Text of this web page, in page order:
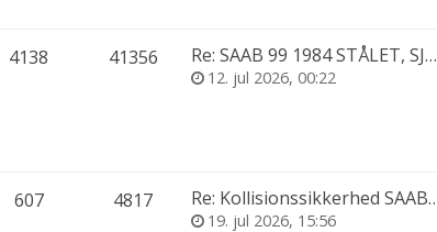
4138 41356 Re: SAAB 99 1984 STÅLET, SJ4…
12. jul 2026, 00:22
607 4817 Re: Kollisionssikkerhed SAAB …
19. jul 2026, 15:56